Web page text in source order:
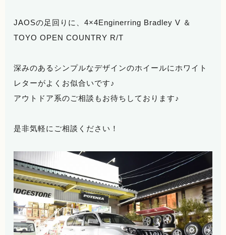
JAOSの足回りに、4×4Enginerring Bradley V ＆
TOYO OPEN COUNTRY R/T
深みのあるシンプルなデザインのホイールにホワイト
レターがよくお似合いです♪
アウトドア系のご相談もお待ちしております♪
是非気軽にご相談ください！